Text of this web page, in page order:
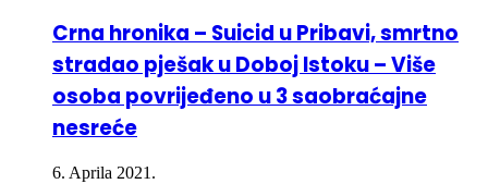
Crna hronika – Suicid u Pribavi, smrtno
stradao pješak u Doboj Istoku – Više
osoba povrijeđeno u 3 saobraćajne
nesreće
6. Aprila 2021.